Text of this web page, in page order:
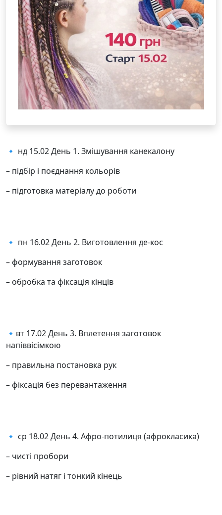
🔹 нд 15.02 День 1. Змішування канекалону
– підбір і поєднання кольорів
– підготовка матеріалу до роботи
🔹 пн 16.02 День 2. Виготовлення де-кос
– формування заготовок
– обробка та фіксація кінців
🔹вт 17.02 День 3. Вплетення заготовок
напіввісімкою
– правильна постановка рук
– фіксація без перевантаження
🔹 ср 18.02 День 4. Афро-потилиця (афрокласика)
– чисті пробори
– рівний натяг і тонкий кінець